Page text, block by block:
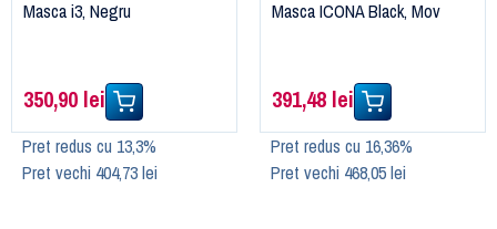
Masca i3, Negru
350,90 lei
Pret redus cu 13,3%
Pret vechi 404,73 lei
Masca ICONA Black, Mov
391,48 lei
Pret redus cu 16,36%
Pret vechi 468,05 lei